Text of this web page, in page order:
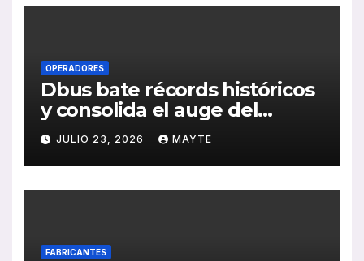
OPERADORES
Dbus bate récords históricos
y consolida el auge del
transporte público en San
Sebastián
JULIO 23, 2026 MAYTE
FABRICANTES